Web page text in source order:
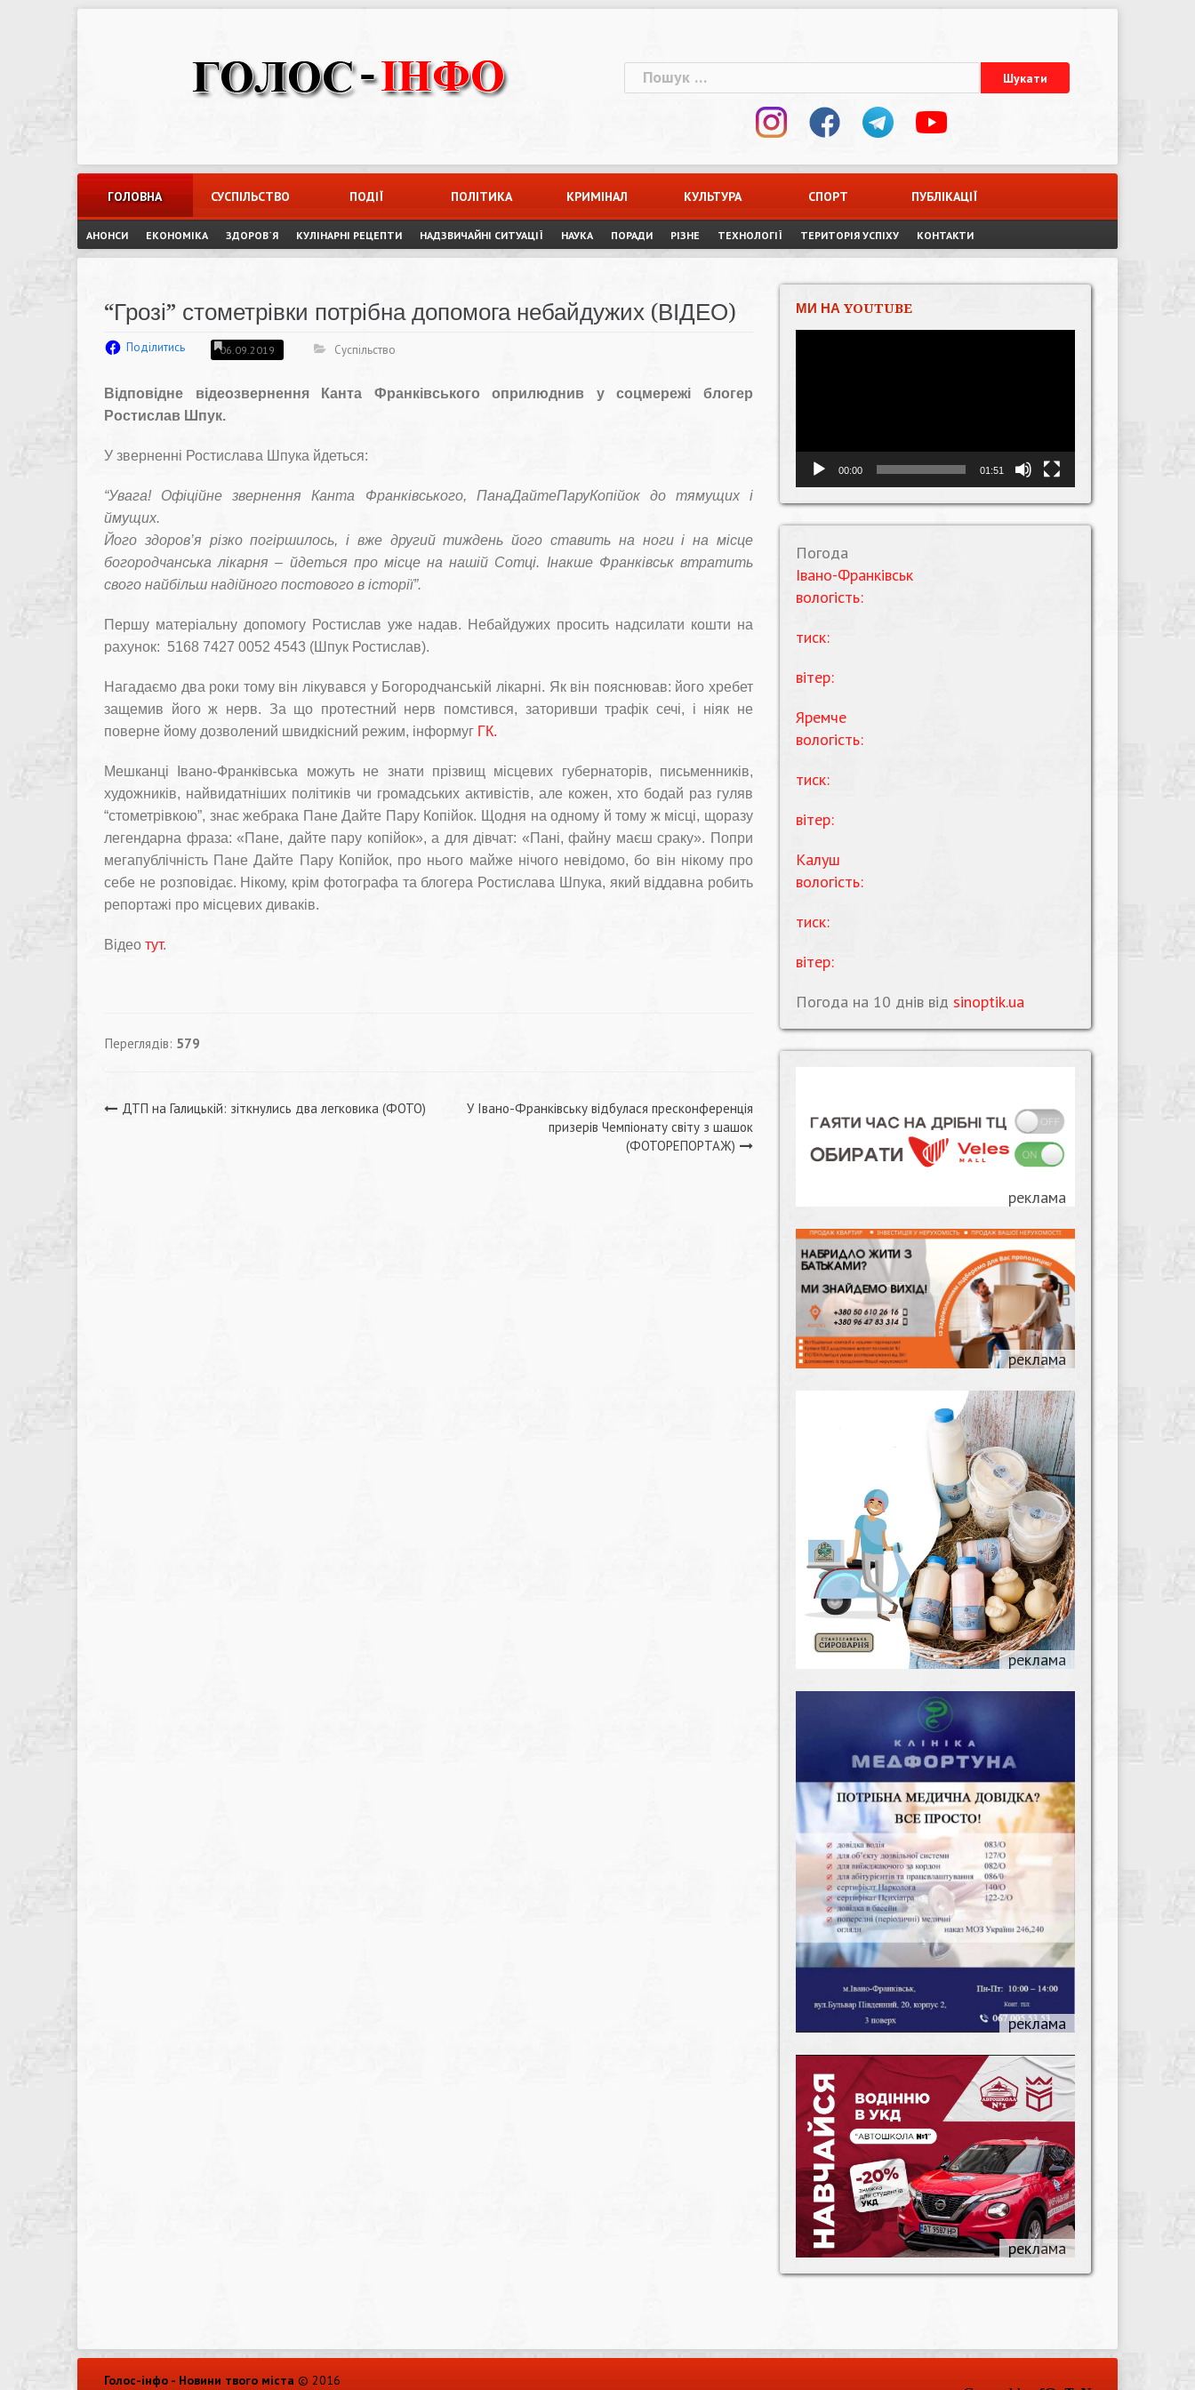
Пошук:
ГОЛОВНА СУСПІЛЬСТВО ПОДІЇ ПОЛІТИКА КРИМІНАЛ КУЛЬТУРА СПОРТ ПУБЛІКАЦІЇ
АНОНСИ ЕКОНОМІКА ЗДОРОВ`Я КУЛІНАРНІ РЕЦЕПТИ НАДЗВИЧАЙНІ СИТУАЦІЇ НАУКА ПОРАДИ РІЗНЕ ТЕХНОЛОГІЇ ТЕРИТОРІЯ УСПІХУ КОНТАКТИ
“Грозі” стометрівки потрібна допомога небайдужих (ВІДЕО)
Поділитись 06.09.2019 Суспільство
Відповідне відеозвернення Канта Франківського оприлюднив у соцмережі блогер
Ростислав Шпук.
У зверненні Ростислава Шпука йдеться:
“Увага! Офіційне звернення Канта Франківського, ПанаДайтеПаруКопійок до тямущих і
ймущих.
Його здоров’я різко погіршилось, і вже другий тиждень його ставить на ноги і на місце
богородчанська лікарня – йдеться про місце на нашій Сотці. Інакше Франківськ втратить
свого найбільш надійного постового в історії”.
Першу матеріальну допомогу Ростислав уже надав. Небайдужих просить надсилати кошти на
рахунок: 5168 7427 0052 4543 (Шпук Ростислав).
Нагадаємо два роки тому він лікувався у Богородчанській лікарні. Як він пояснював: його хребет
защемив його ж нерв. За що протестний нерв помстився, заторивши трафік сечі, і ніяк не
поверне йому дозволений швидкісний режим, інформуг ГК.
Мешканці Івано-Франківська можуть не знати прізвищ місцевих губернаторів, письменників,
художників, найвидатніших політиків чи громадських активістів, але кожен, хто бодай раз гуляв
“стометрівкою”, знає жебрака Пане Дайте Пару Копійок. Щодня на одному й тому ж місці, щоразу
легендарна фраза: «Пане, дайте пару копійок», а для дівчат: «Пані, файну маєш сраку». Попри
мегапублічність Пане Дайте Пару Копійок, про нього майже нічого невідомо, бо він нікому про
себе не розповідає. Нікому, крім фотографа та блогера Ростислава Шпука, який віддавна робить
репортажі про місцевих диваків.
Відео тут.
Переглядів: 579
Навігація
ДТП на Галицькій: зіткнулись два легковика (ФОТО)
У Івано-Франківську відбулася пресконференція
призерів Чемпіонату світу з шашок
(ФОТОРЕПОРТАЖ)
МИ НА YOUTUBE
00:00 01:51
Погода
Івано-Франківськ
вологість:
тиск:
вітер:
Яремче
вологість:
тиск:
вітер:
Калуш
вологість:
тиск:
вітер:
Погода на 10 днів від sinoptik.ua
Голос-інфо - Новини твого міста © 2016